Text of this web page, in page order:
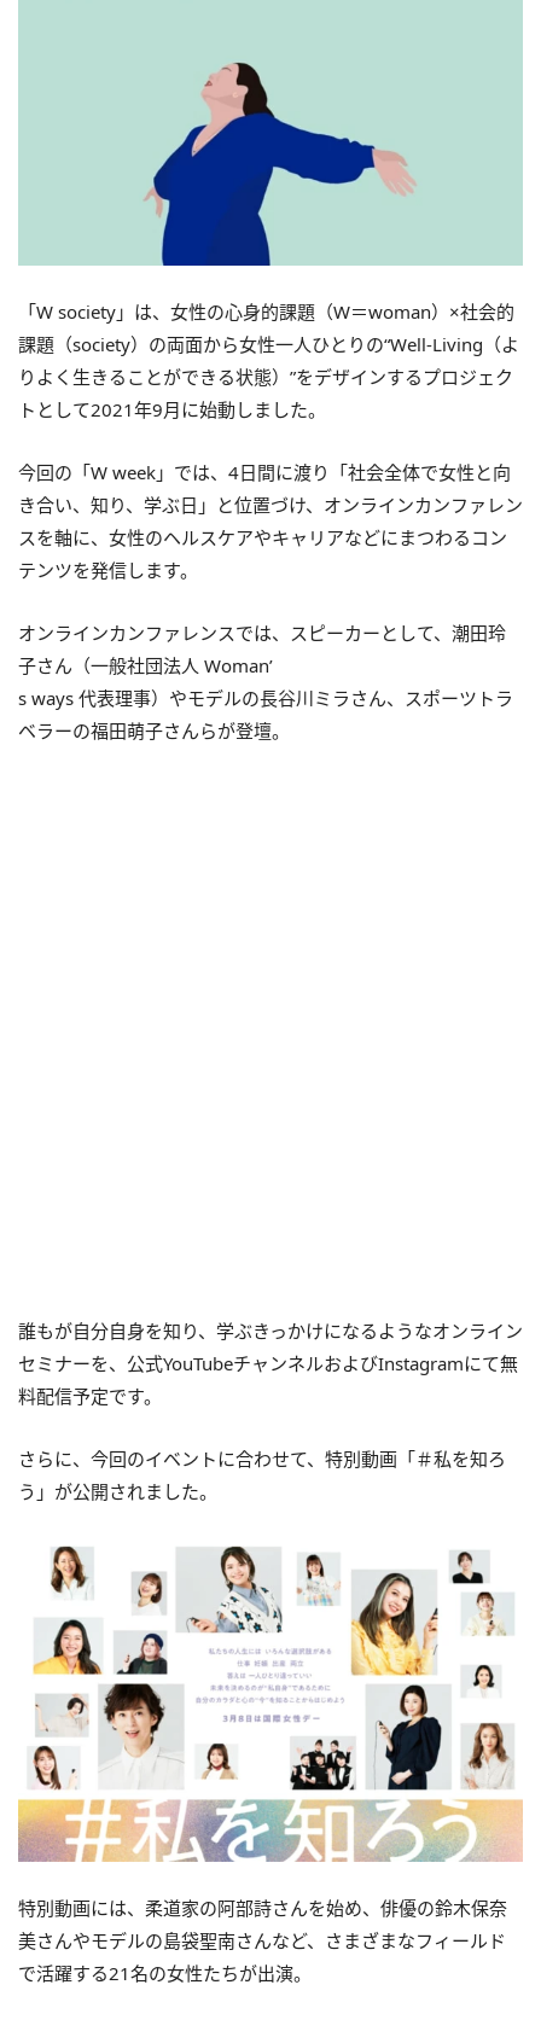
「W society」は、女性の心身的課題（W＝woman）×社会的
課題（society）の両面から女性一人ひとりの“Well-Living（よ
りよく生きることができる状態）”をデザインするプロジェク
トとして2021年9月に始動しました。
今回の「W week」では、4日間に渡り「社会全体で女性と向
き合い、知り、学ぶ日」と位置づけ、オンラインカンファレン
スを軸に、女性のヘルスケアやキャリアなどにまつわるコン
テンツを発信します。
オンラインカンファレンスでは、スピーカーとして、潮田玲
子さん（一般社団法人 Woman’
s ways 代表理事）やモデルの長谷川ミラさん、スポーツトラ
ベラーの福田萌子さんらが登壇。
誰もが自分自身を知り、学ぶきっかけになるようなオンライン
セミナーを、公式YouTubeチャンネルおよびInstagramにて無
料配信予定です。
さらに、今回のイベントに合わせて、特別動画「＃私を知ろ
う」が公開されました。
特別動画には、柔道家の阿部詩さんを始め、俳優の鈴木保奈
美さんやモデルの島袋聖南さんなど、さまざまなフィールド
で活躍する21名の女性たちが出演。